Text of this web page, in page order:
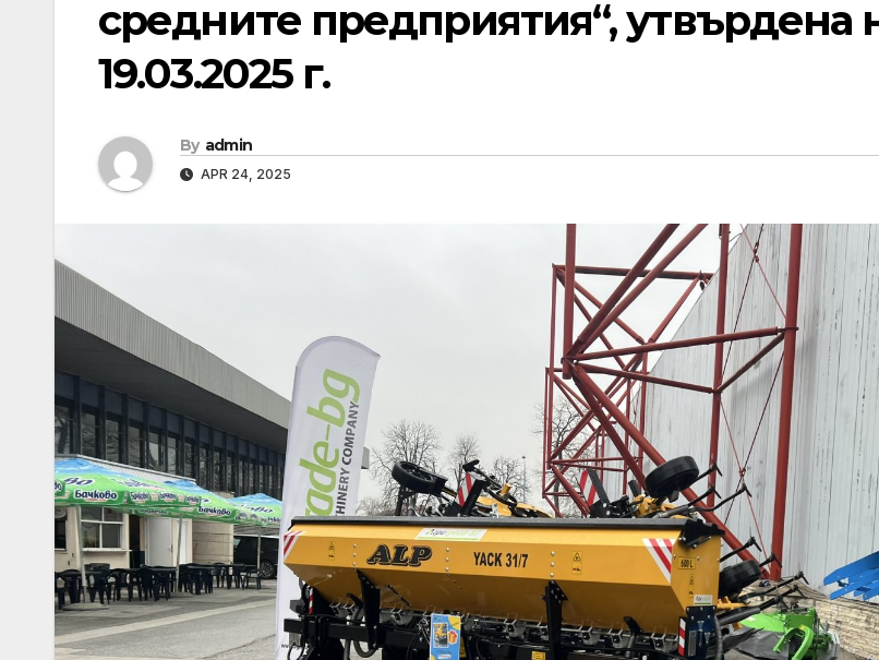
средните предприятия“, утвърдена
19.03.2025 г.
By admin
APR 24, 2025